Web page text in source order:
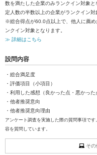
数を満たした企業のみランクイン対象
定人数の半数以上の企業がランクイン対
※総合得点が60.0点以上で、他人に薦
ンクイン対象となります。
≫ 詳細はこちら
設問内容
・総合満足度
・評価項目（小項目）
・利用した感想（良かった点・悪かった
・他者推奨意向
・他者推奨意向理由
アンケート調査を実施した際の質問事項で
容を質問しています。
その